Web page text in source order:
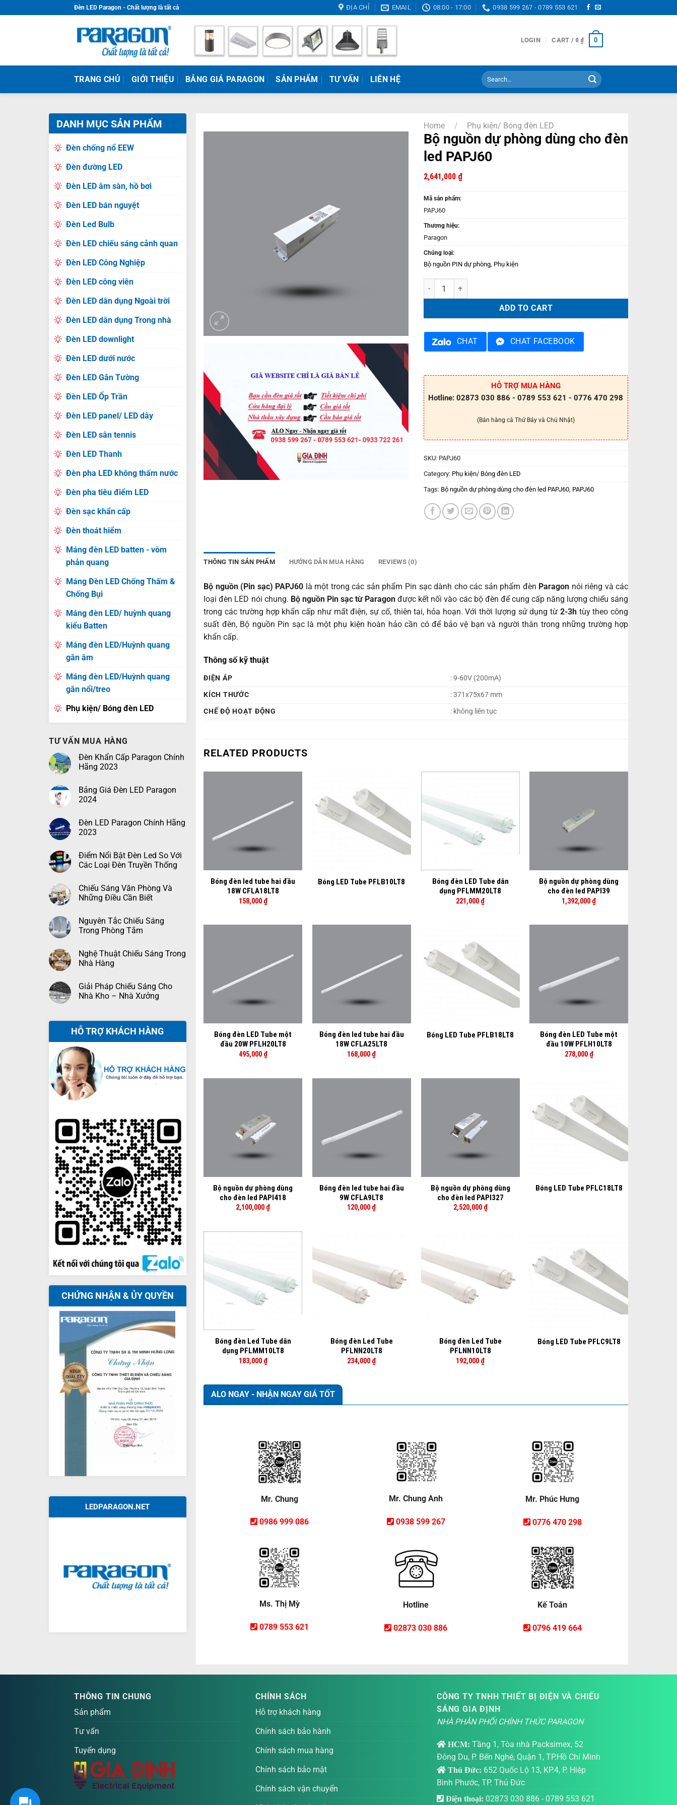
to
Đèn LED Paragon - Chất lượng là tất cả ĐỊA CHỈ EMAIL 08:00 - 17:00 0938 599 267 - 0789 553 621
LOGIN CART / 0 ₫ 0
TRANG CHỦ GIỚI THIỆU BẢNG GIÁ PARAGON SẢN PHẨM TƯ VẤN LIÊN HỆ
Search
for:
DANH MỤC SẢN PHẨM
Đèn chống nổ EEW
Đèn đường LED
Đèn LED âm sàn, hồ bơi
Đèn LED bán nguyệt
Đèn Led Bulb
Đèn LED chiếu sáng cảnh quan
Đèn LED Công Nghiệp
Đèn LED công viên
Đèn LED dân dụng Ngoài trời
Đèn LED dân dụng Trong nhà
Đèn LED downlight
Đèn LED dưới nước
Đèn LED Gắn Tường
Đèn LED Ốp Trần
Đèn LED panel/ LED dây
Đèn LED sân tennis
Đèn LED Thanh
Đèn pha LED không thấm nước
Đèn pha tiêu điểm LED
Đèn sạc khẩn cấp
Đèn thoát hiểm
Máng đèn LED batten - vòm
phản quang
Máng Đèn LED Chống Thấm &
Chống Bụi
Máng đèn LED/ huỳnh quang
kiểu Batten
Máng đèn LED/Huỳnh quang
gắn âm
Máng đèn LED/Huỳnh quang
gắn nổi/treo
Phụ kiện/ Bóng đèn LED
TƯ VẤN MUA HÀNG
Đèn Khẩn Cấp Paragon Chính
Hãng 2023
Bảng Giá Đèn LED Paragon
2024
Đèn LED Paragon Chính Hãng
2023
Điểm Nổi Bật Đèn Led So Với
Các Loại Đèn Truyền Thống
Chiếu Sáng Văn Phòng Và
Những Điều Cần Biết
Nguyên Tắc Chiếu Sáng
Trong Phòng Tắm
Nghệ Thuật Chiếu Sáng Trong
Nhà Hàng
Giải Pháp Chiếu Sáng Cho
Nhà Kho – Nhà Xưởng
HỖ TRỢ KHÁCH HÀNG
CHỨNG NHẬN & ỦY QUYỀN
LEDPARAGON.NET
Home / Phụ kiện/ Bóng đèn LED
Bộ nguồn dự phòng dùng cho đèn
led PAPJ60
2,641,000 ₫
Mã sản phẩm:
PAPJ60
Thương hiệu:
Paragon
Chủng loại:
Bộ nguồn PIN dự phòng, Phụ kiện
Bộ nguồn dự phòng dùng cho đèn led PAPJ60 quantity
ADD TO CART
CHAT CHAT FACEBOOK
HỖ TRỢ MUA HÀNG
Hotline: 02873 030 886 - 0789 553 621 - 0776 470 298
(Bán hàng cả Thứ Bảy và Chủ Nhật)
SKU: PAPJ60
Category: Phụ kiện/ Bóng đèn LED
Tags: Bộ nguồn dự phòng dùng cho đèn led PAPJ60, PAPJ60
THÔNG TIN SẢN PHẨM HƯỚNG DẪN MUA HÀNG REVIEWS (0)
Bộ nguồn (Pin sạc) PAPJ60 là một trong các sản phẩm Pin sạc dành cho các sản phẩm đèn Paragon nói riêng và các
loại đèn LED nói chung. Bộ nguồn Pin sạc từ Paragon được kết nối vào các bộ đèn để cung cấp năng lượng chiếu sáng
trong các trường hợp khẩn cấp như mất điện, sự cố, thiên tai, hỏa hoạn. Với thời lượng sử dụng từ 2-3htùy theo công
suất đèn, Bộ nguồn Pin sạc là một phụ kiện hoàn hảo cần có để bảo vệ bạn và người thân trong những trường hợp
khẩn cấp.
Thông số kỹ thuật
ĐIỆN ÁP
: 9-60V (200mA)
KÍCH THƯỚC
: 371x75x67 mm
CHẾ ĐỘ HOẠT ĐỘNG
: không liên tục
RELATED PRODUCTS
Bóng đèn led tube hai đầu
18W CFLA18LT8
158,000 ₫
Bóng LED Tube PFLB10LT8
Bóng đèn LED Tube dân
dụng PFLMM20LT8
221,000 ₫
Bộ nguồn dự phòng dùng
cho đèn led PAPI39
1,392,000 ₫
Bóng đèn LED Tube một
đầu 20W PFLH20LT8
495,000 ₫
Bóng đèn led tube hai đầu
18W CFLA25LT8
168,000 ₫
Bóng LED Tube PFLB18LT8
Bóng đèn LED Tube một
đầu 10W PFLH10LT8
278,000 ₫
Bộ nguồn dự phòng dùng
cho đèn led PAPI418
2,100,000 ₫
Bóng đèn led tube hai đầu
9W CFLA9LT8
120,000 ₫
Bộ nguồn dự phòng dùng
cho đèn led PAPI327
2,520,000 ₫
Bóng LED Tube PFLC18LT8
Bóng đèn Led Tube dân
dụng PFLMM10LT8
183,000 ₫
Bóng đèn Led Tube
PFLNN20LT8
234,000 ₫
Bóng đèn Led Tube
PFLNN10LT8
192,000 ₫
Bóng LED Tube PFLC9LT8
ALO NGAY - NHẬN NGAY GIÁ TỐT
Mr. Chung
0986 999 086
Mr. Chung Anh
0938 599 267
Mr. Phúc Hưng
0776 470 298
Ms. Thị Mỳ
0789 553 621
Hotline
02873 030 886
Kế Toán
0796 419 664
THÔNG TIN CHUNG
Sản phẩm
Tư vấn
Tuyển dụng
CHÍNH SÁCH
Hỗ trợ khách hàng
Chính sách bảo hành
Chính sách mua hàng
Chính sách bảo mật
Chính sách vận chuyển
CÔNG TY TNHH THIẾT BỊ ĐIỆN VÀ CHIẾU
SÁNG GIA ĐỊNH
NHÀ PHÂN PHỐI CHÍNH THỨC PARAGON
HCM: Tầng 1, Tòa nhà Packsimex, 52
Đông Du, P. Bến Nghé, Quận 1, TP.Hồ Chí Minh
Thủ Đức: 652 Quốc Lộ 13, KP.4, P. Hiệp
Bình Phước, TP. Thủ Đức
Điện thoại: 02873 030 886 - 0789 553 621